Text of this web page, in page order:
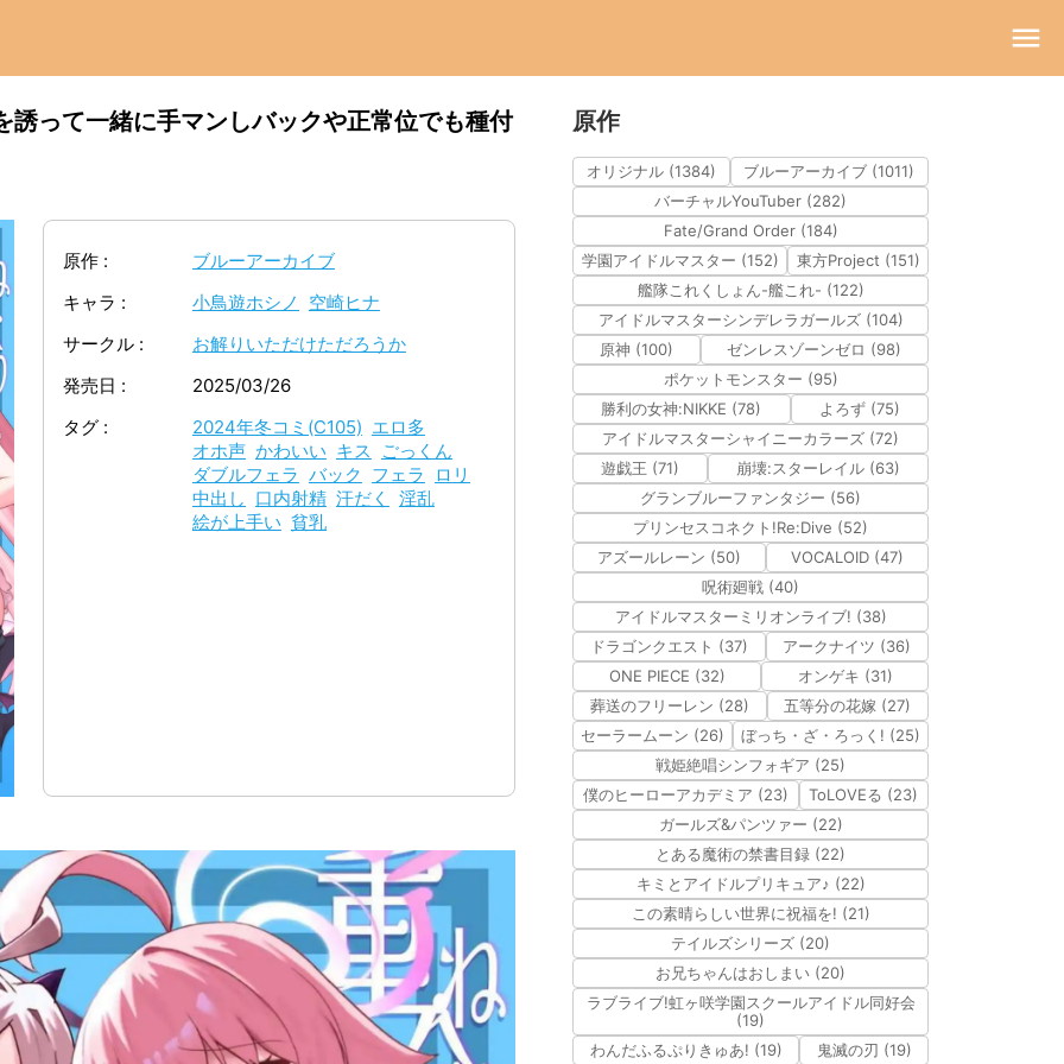
って一緒に手マンしバックや正常位でも種付
原作
ブルーアーカイブ
キャラ
小鳥遊ホシノ
空崎ヒナ
サークル
お解りいただけただろうか
発売日
2025/03/26
タグ
2024年冬コミ(C105) エロ多
オホ声 かわいい キス
ごっくん
ダブルフェラ バック フェラ
ロリ
中出し 口内射精 汗だく
淫乱
絵が上手い 貧乳
原作
オリジナル (1384)
ブルーアーカイブ (1011)
バーチャルYouTuber (282)
Fate/Grand Order (184)
学園アイドルマスター (152)
東方Project (151)
艦隊これくしょん-艦これ- (122)
アイドルマスターシンデレラガールズ (104)
原神 (100)
ゼンレスゾーンゼロ (98)
ポケットモンスター (95)
勝利の女神:NIKKE (78)
よろず (75)
アイドルマスターシャイニーカラーズ (72)
遊戯王 (71)
崩壊:スターレイル (63)
グランブルーファンタジー (56)
プリンセスコネクト!Re:Dive (52)
アズールレーン (50)
VOCALOID (47)
呪術廻戦 (40)
アイドルマスターミリオンライブ! (38)
ドラゴンクエスト (37)
アークナイツ (36)
ONE PIECE (32)
オンゲキ (31)
葬送のフリーレン (28)
五等分の花嫁 (27)
セーラームーン (26)
ぼっち・ざ・ろっく! (25)
戦姫絶唱シンフォギア (25)
僕のヒーローアカデミア (23)
ToLOVEる (23)
ガールズ&パンツァー (22)
とある魔術の禁書目録 (22)
キミとアイドルプリキュア♪ (22)
この素晴らしい世界に祝福を! (21)
テイルズシリーズ (20)
お兄ちゃんはおしまい (20)
ラブライブ!虹ヶ咲学園スクールアイドル同好会
(19)
わんだふるぷりきゅあ! (19)
鬼滅の刃 (19)